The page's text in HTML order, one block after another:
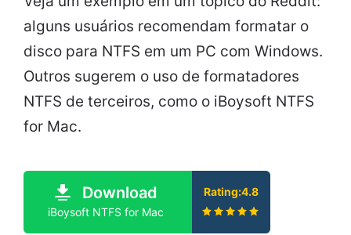
alguns usuários recomendam formatar o
disco para NTFS em um PC com Windows.
Outros sugerem o uso de formatadores
NTFS de terceiros, como o iBoysoft NTFS
for Mac.
Download
iBoysoft NTFS for Mac
Rating:4.8